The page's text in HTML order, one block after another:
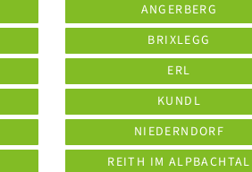
ANGERBERG
BRIXLEGG
ERL
KUNDL
NIEDERNDORF
REITH IM ALPBACHTAL